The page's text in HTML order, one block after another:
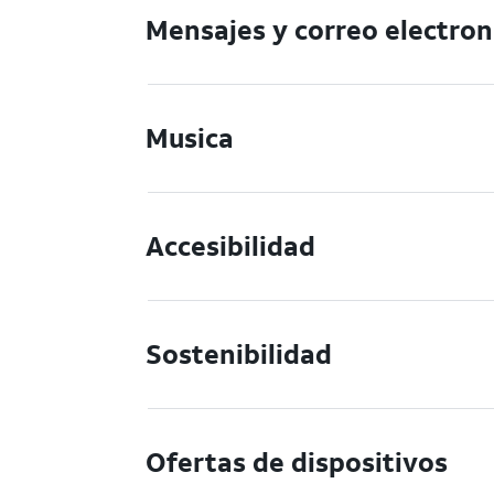
Mensajes y correo
Musica
Accesibilidad
Sostenibilidad
Ofertas de dispositivos